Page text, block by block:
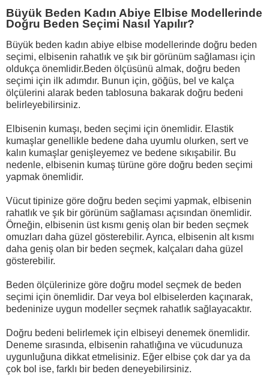
Büyük Beden Kadın Abiye Elbise Modellerinde
Doğru Beden Seçimi Nasıl Yapılır?
Büyük beden kadın abiye elbise modellerinde doğru beden
seçimi, elbisenin rahatlık ve şık bir görünüm sağlaması için
oldukça önemlidir.Beden ölçüsünü almak, doğru beden
seçimi için ilk adımdır. Bunun için, göğüs, bel ve kalça
ölçülerini alarak beden tablosuna bakarak doğru bedeni
belirleyebilirsiniz.
Elbisenin kumaşı, beden seçimi için önemlidir. Elastik
kumaşlar genellikle bedene daha uyumlu olurken, sert ve
kalın kumaşlar genişleyemez ve bedene sıkışabilir. Bu
nedenle, elbisenin kumaş türüne göre doğru beden seçimi
yapmak önemlidir.
Vücut tipinize göre doğru beden seçimi yapmak, elbisenin
rahatlık ve şık bir görünüm sağlaması açısından önemlidir.
Örneğin, elbisenin üst kısmı geniş olan bir beden seçmek
omuzları daha güzel gösterebilir. Ayrıca, elbisenin alt kısmı
daha geniş olan bir beden seçmek, kalçaları daha güzel
gösterebilir.
Beden ölçülerinize göre doğru model seçmek de beden
seçimi için önemlidir. Dar veya bol elbiselerden kaçınarak,
bedeninize uygun modeller seçmek rahatlık sağlayacaktır.
Doğru bedeni belirlemek için elbiseyi denemek önemlidir.
Deneme sırasında, elbisenin rahatlığına ve vücudunuza
uygunluğuna dikkat etmelisiniz. Eğer elbise çok dar ya da
çok bol ise, farklı bir beden deneyebilirsiniz.